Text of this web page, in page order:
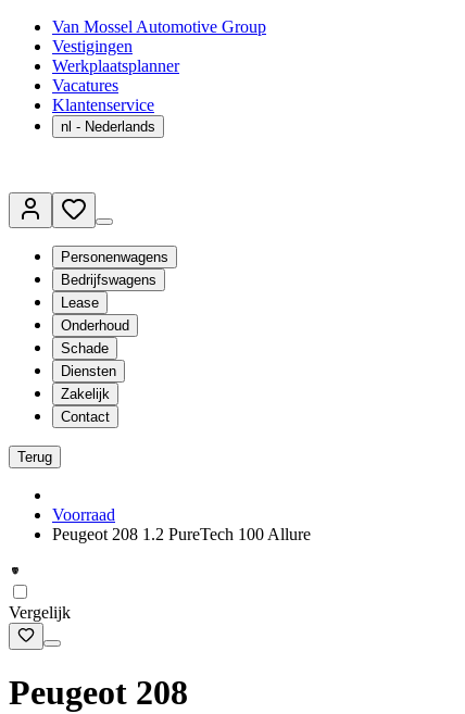
Van Mossel Automotive Group
Vestigingen
Werkplaatsplanner
Vacatures
Klantenservice
nl - Nederlands
Personenwagens
Bedrijfswagens
Lease
Onderhoud
Schade
Diensten
Zakelijk
Contact
Terug
Voorraad
Peugeot 208 1.2 PureTech 100 Allure
Vergelijk
Peugeot 208